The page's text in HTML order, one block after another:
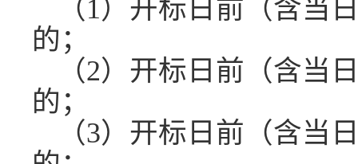
（1）开标日前（含当
的；
（2）开标日前（含当
的；
（3）开标日前（含当